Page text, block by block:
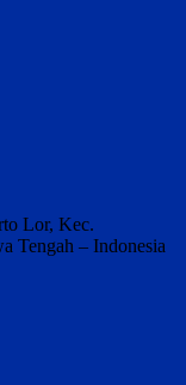
Lor, Kec.
Tengah – Indonesia